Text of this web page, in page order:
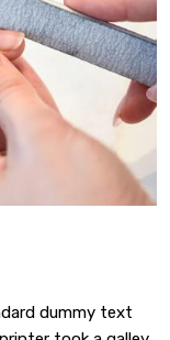
dummy text